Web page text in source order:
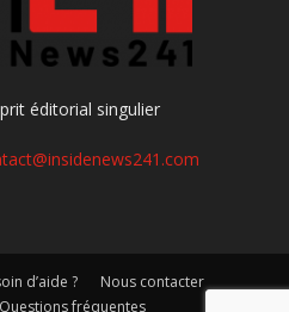
éditorial singulier
d’aide ?
Nous contacter
Questions fréquentes